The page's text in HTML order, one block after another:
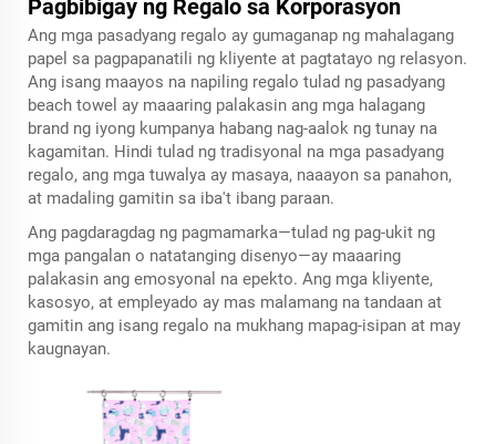
Pagbibigay ng Regalo sa Korporasyon
Ang mga pasadyang regalo ay gumaganap ng mahalagang
papel sa pagpapanatili ng kliyente at pagtatayo ng relasyon.
Ang isang maayos na napiling regalo tulad ng pasadyang
beach towel ay maaaring palakasin ang mga halagang
brand ng iyong kumpanya habang nag-aalok ng tunay na
kagamitan. Hindi tulad ng tradisyonal na mga pasadyang
regalo, ang mga tuwalya ay masaya, naaayon sa panahon,
at madaling gamitin sa iba't ibang paraan.
Ang pagdaragdag ng pagmamarka—tulad ng pag-ukit ng
mga pangalan o natatanging disenyo—ay maaaring
palakasin ang emosyonal na epekto. Ang mga kliyente,
kasosyo, at empleyado ay mas malamang na tandaan at
gamitin ang isang regalo na mukhang mapag-isipan at may
kaugnayan.